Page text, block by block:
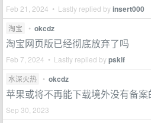
Feb 21, 2024 • Lastly replied byinsert000
淘宝 • okcdz
淘宝网页版已经彻底放弃了吗
Feb 7, 2024 • Lastly replied bypsklf
水深火热 • okcdz
苹果或将不再能下载境外没有备
Sep 30, 2023